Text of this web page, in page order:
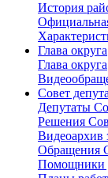
История
Глава округа
Глава округа
Совет
Депутаты
Решения
Видеоархив
Обращения
Помощники